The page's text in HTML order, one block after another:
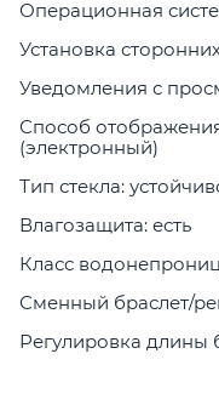
Операционная
Установка
Уведомления с
Способ
(электронный)
Тип стекла:
Влагозащита: есть
Класс
Сменный браслет/
Регулировка длины